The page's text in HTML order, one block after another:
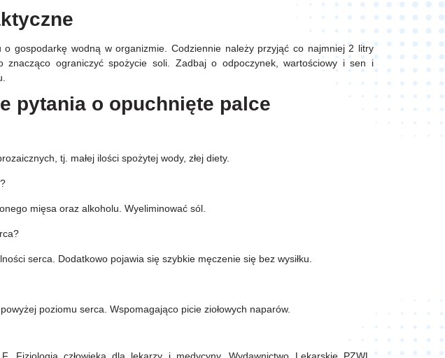
gospodarkę wodną w organizmie. Codziennie należy przyjąć co najmniej 2 litry
znacząco ograniczyć spożycie soli. Zadbaj o odpoczynek, wartościowy i sen i
pytania o opuchnięte palce
tj. małej ilości spożytej wody, złej diety.
mięsa oraz alkoholu. Wyeliminować sól.
serca. Dodatkowo pojawia się szybkie męczenie się bez wysiłku.
poziomu serca. Wspomagająco picie ziołowych naparów.